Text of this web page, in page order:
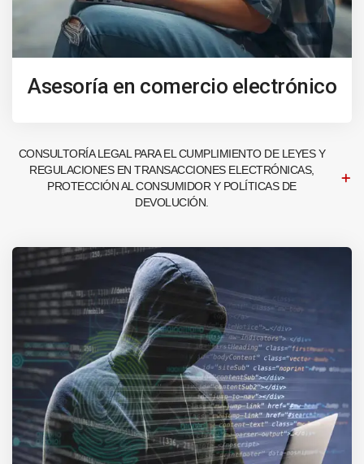
Asesoría en comercio electrónico
CONSULTORÍA LEGAL PARA EL CUMPLIMIENTO DE LEYES Y
REGULACIONES EN TRANSACCIONES ELECTRÓNICAS,
PROTECCIÓN AL CONSUMIDOR Y POLÍTICAS DE
DEVOLUCIÓN.